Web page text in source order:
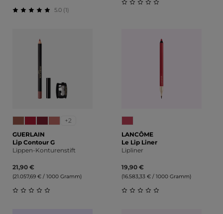
5.0 (1)
+2
GUERLAIN
Lip Contour G
Lippen-Konturenstift
21,90 €
(21.057,69 € / 1000 Gramm)
LANCÔME
Le Lip Liner
Lipliner
19,90 €
(16.583,33 € / 1000 Gramm)